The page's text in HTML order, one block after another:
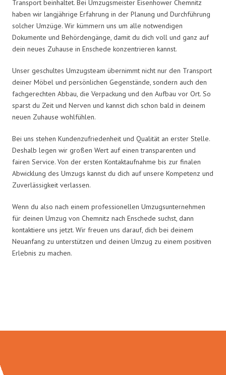
Transport beinhaltet. Bei Umzugsmeister Eisenhower Chemnitz
haben wir langjährige Erfahrung in der Planung und Durchführung
solcher Umzüge. Wir kümmern uns um alle notwendigen
Dokumente und Behördengänge, damit du dich voll und ganz auf
dein neues Zuhause in Enschede konzentrieren kannst.
Unser geschultes Umzugsteam übernimmt nicht nur den Transport
deiner Möbel und persönlichen Gegenstände, sondern auch den
fachgerechten Abbau, die Verpackung und den Aufbau vor Ort. So
sparst du Zeit und Nerven und kannst dich schon bald in deinem
neuen Zuhause wohlfühlen.
Bei uns stehen Kundenzufriedenheit und Qualität an erster Stelle.
Deshalb legen wir großen Wert auf einen transparenten und
fairen Service. Von der ersten Kontaktaufnahme bis zur finalen
Abwicklung des Umzugs kannst du dich auf unsere Kompetenz und
Zuverlässigkeit verlassen.
Wenn du also nach einem professionellen Umzugsunternehmen
für deinen Umzug von Chemnitz nach Enschede suchst, dann
kontaktiere uns jetzt. Wir freuen uns darauf, dich bei deinem
Neuanfang zu unterstützen und deinen Umzug zu einem positiven
Erlebnis zu machen.